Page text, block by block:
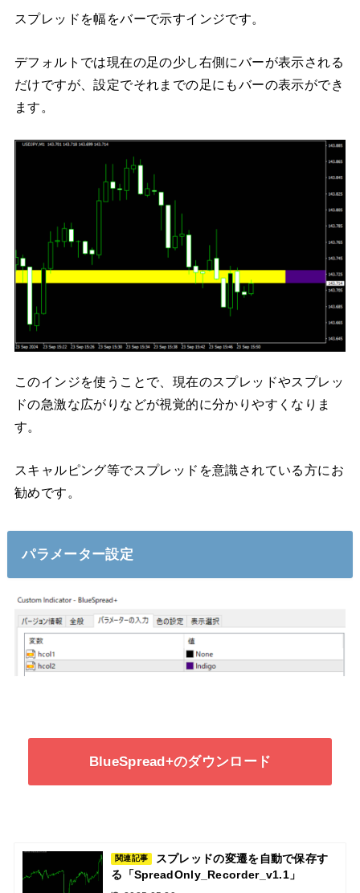
スプレッドを幅をバーで示すインジです。
デフォルトでは現在の足の少し右側にバーが表示される
だけですが、設定でそれまでの足にもバーの表示ができ
ます。
このインジを使うことで、現在のスプレッドやスプレッ
ドの急激な広がりなどが視覚的に分かりやすくなりま
す。
スキャルピング等でスプレッドを意識されている方にお
勧めです。
パラメーター設定
BlueSpread+のダウンロード
関連記事
スプレッドの変遷を自動で保存す
る「SpreadOnly_Recorder_v1.1」